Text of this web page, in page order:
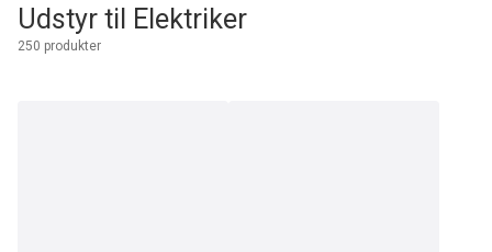
Udstyr til Elektriker
250 produkter